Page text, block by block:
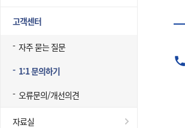
고객센터
자주 묻는 질문
1:1 문의하기
오류문의/개선의견
자료실